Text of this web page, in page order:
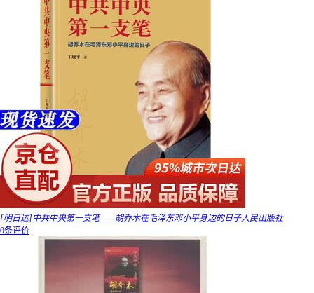
[明日达]中共中央第一支笔——胡乔木在毛泽东邓小平身边的日子人民出版社
0条评价